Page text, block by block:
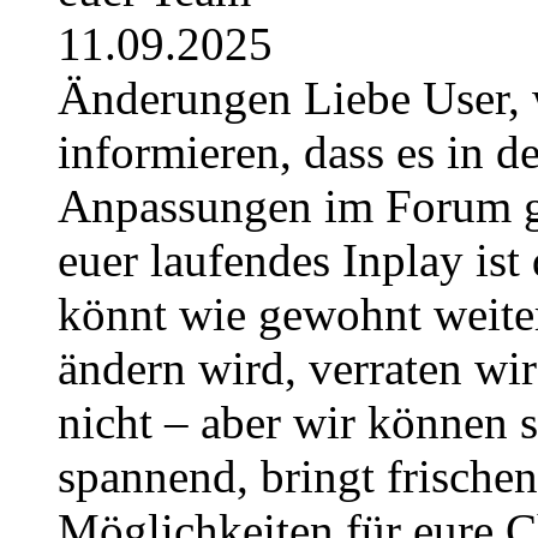
11.09.2025
Änderungen Liebe
informieren, dass es in
Anpassungen im Forum
euer laufendes Inplay
könnt wie gewohnt
ändern wird, verraten
nicht – aber wir können
spannend, bringt